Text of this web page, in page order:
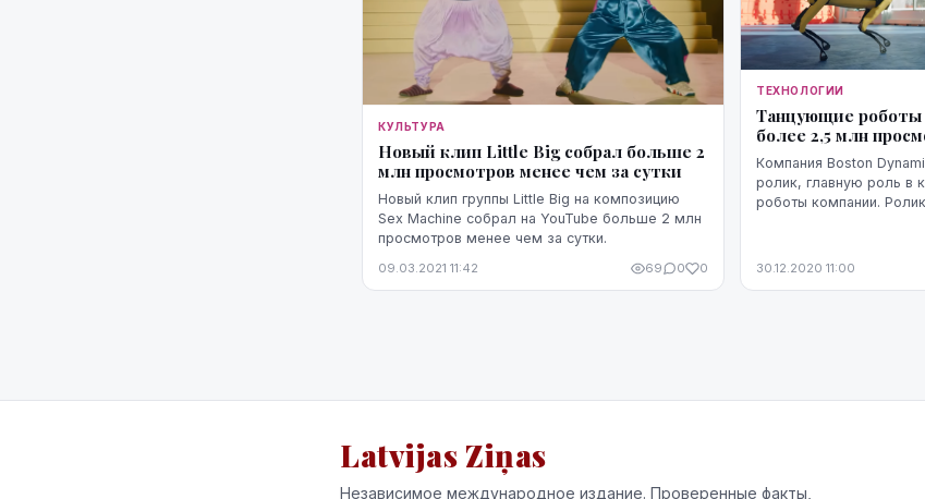
КУЛЬТУРА
Новый клип Little Big собрал больше 2
млн просмотров менее чем за сутки
Новый клип группы Little Big на композицию
Sex Machine собрал на YouTube больше 2 млн
просмотров менее чем за сутки.
09.03.2021 11:42 69 0 0
ТЕХНОЛОГИИ
Танцующие роботы
более 2,5 млн
Компания Boston
ролик, главную роль в
роботы компании.
30.12.2020 11:00
Latvijas Ziņas
Независимое международное издание. Проверенные факты,